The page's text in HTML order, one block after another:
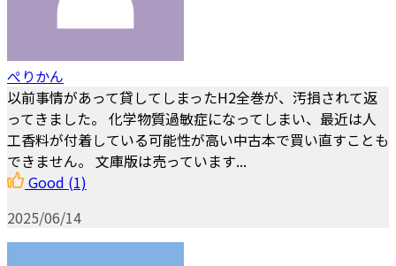
ぺりかん
以前事情があって貸してしまったH2全巻が、汚損されて返
ってきました。 化学物質過敏症になってしまい、最近は人
工香料が付着している可能性が高い中古本で買い直すことも
できません。 文庫版は売っています...
Good (1)
2025/06/14